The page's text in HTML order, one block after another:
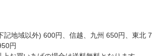
記地域以外) 600円、信越、九州 650円、東北 7
円